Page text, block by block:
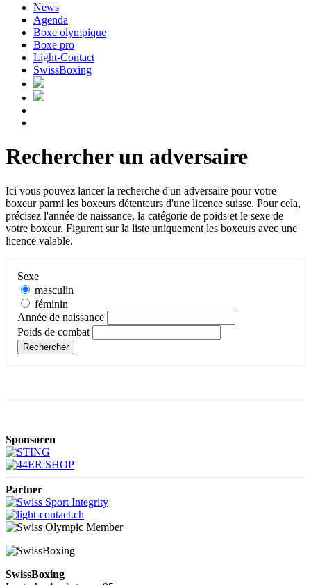
News
Agenda
Boxe olympique
Boxe pro
Light-Contact
SwissBoxing
Rechercher un adversaire
Ici vous pouvez lancer la recherche d'un adversaire pour votre
boxeur parmi les boxeurs détenteurs d'une licence suisse. Pour cela,
précisez l'année de naissance, la catégorie de poids et le sexe de
votre boxeur. Figurent sur la liste uniquement les boxeurs avec une
licence valable.
Sexe
masculin
féminin
Année de naissance
Poids de combat
Sponsoren
Partner
SwissBoxing